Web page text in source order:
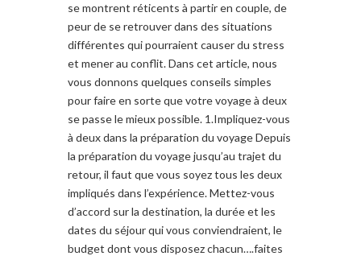
se montrent réticents à partir en couple, de
peur de se retrouver dans des situations
différentes qui pourraient causer du stress
et mener au conflit. Dans cet article, nous
vous donnons quelques conseils simples
pour faire en sorte que votre voyage à deux
se passe le mieux possible. 1.Impliquez-vous
à deux dans la préparation du voyage Depuis
la préparation du voyage jusqu’au trajet du
retour, il faut que vous soyez tous les deux
impliqués dans l’expérience. Mettez-vous
d’accord sur la destination, la durée et les
dates du séjour qui vous conviendraient, le
budget dont vous disposez chacun….faites